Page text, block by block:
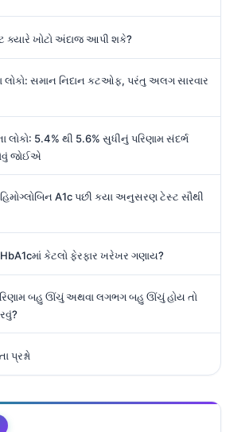
ક્યારે ખોટો અંદાજ આપી શકે?
લોકો: સમાન નિદાન કટઓફ, પરંતુ અલગ સારવાર
લોકો: 5.4% થી 5.6% સુધીનું પરિણામ સંદર્ભ
જોઈએ
હિમોગ્લોબિન A1c પછી કયા અનુસરણ ટેસ્ટ સૌથી
કેટલો ફેરફાર ખરેખર ગણાય?
બહુ ઊંચું અથવા લગભગ બહુ ઊંચું હોય તો
પ્રશ્નો